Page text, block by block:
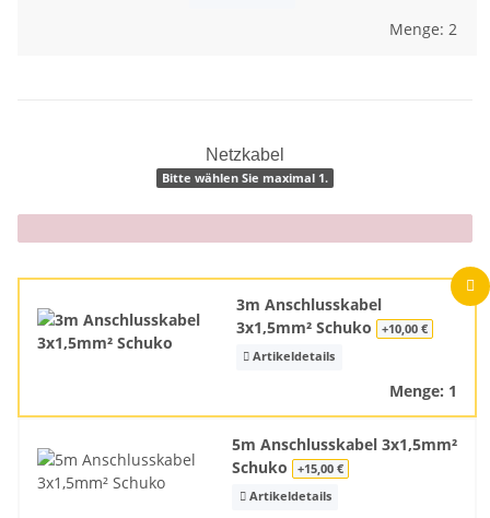
Menge: 2
Netzkabel
Bitte wählen Sie maximal 1.
x
3m Anschlusskabel
3x1,5mm² Schuko
+10,00 €
Artikeldetails
Menge: 1
5m Anschlusskabel 3x1,5mm²
Schuko
+15,00 €
Artikeldetails